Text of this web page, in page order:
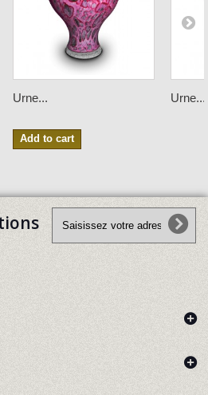
Urne...
Add to cart
Urne...